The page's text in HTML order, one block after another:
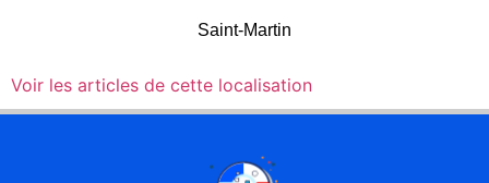
Saint-Martin
Voir les articles de cette localisation